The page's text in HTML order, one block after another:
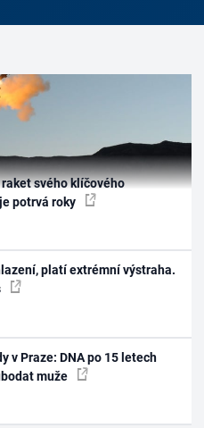
svého klíčového
potrvá roky
platí extrémní výstraha.
v Praze: DNA po 15 letech
muže